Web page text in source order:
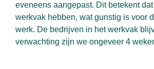
eveneens aangepast. Dit betekent
werkvak hebben, wat gunstig is voor
werk. De bedrijven in het werkvak
verwachting zijn we ongeveer 4